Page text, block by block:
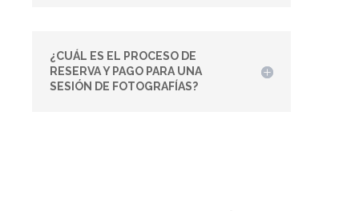
¿CUÁL ES EL PROCESO DE
RESERVA Y PAGO PARA UNA
SESIÓN DE FOTOGRAFÍAS?